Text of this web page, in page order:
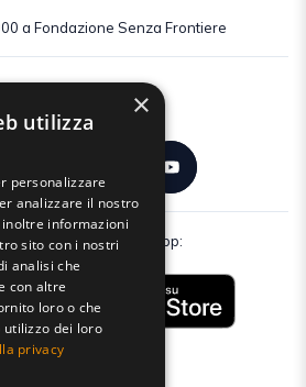
a Fondazione Senza Frontiere
la nostra app:
×
utilizza
personalizzare
analizzare il nostro
informazioni
sito con i nostri
analisi che
con altre
loro o che
utilizzo dei loro
privacy